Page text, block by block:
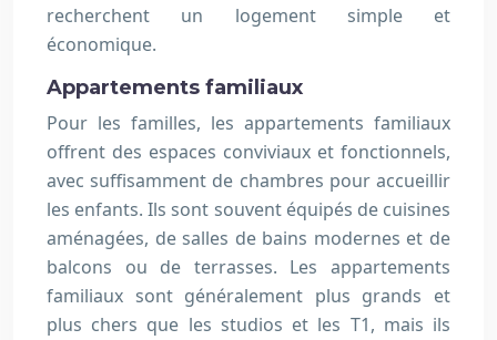
recherchent un logement simple et
économique.
Appartements familiaux
Pour les familles, les appartements familiaux
offrent des espaces conviviaux et fonctionnels,
avec suffisamment de chambres pour accueillir
les enfants. Ils sont souvent équipés de cuisines
aménagées, de salles de bains modernes et de
balcons ou de terrasses. Les appartements
familiaux sont généralement plus grands et
plus chers que les studios et les T1, mais ils